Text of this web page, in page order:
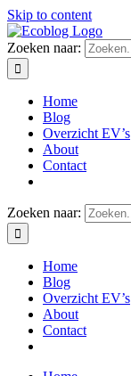
Skip to content
Zoeken naar:
Home
Blog
Overzicht EV’s
About
Contact
Zoeken naar:
Home
Blog
Overzicht EV’s
About
Contact